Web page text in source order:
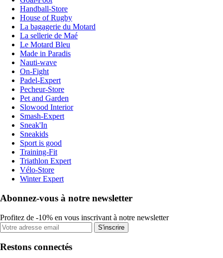
Handball-Store
House of Rugby
La bagagerie du Motard
La sellerie de Maé
Le Motard Bleu
Made in Paradis
Nauti-wave
On-Fight
Padel-Expert
Pecheur-Store
Pet and Garden
Slowood Interior
Smash-Expert
Sneak'In
Sneakids
Sport is good
Training-Fit
Triathlon Expert
Vélo-Store
Winter Expert
Abonnez-vous à notre newsletter
Profitez de -10% en vous inscrivant à notre newsletter
S'inscrire
Restons connectés